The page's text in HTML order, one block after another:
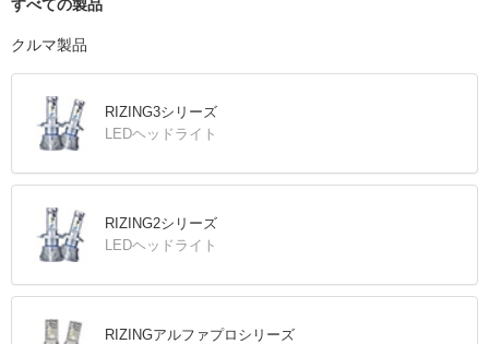
すべての製品
クルマ製品
RIZING3シリーズ
LEDヘッドライト
RIZING2シリーズ
LEDヘッドライト
RIZINGアルファプロシリーズ